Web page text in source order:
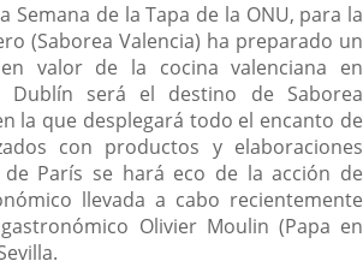
Semana de la Tapa de la ONU, para la
(Saborea Valencia) ha preparado un
valor de la cocina valenciana en
Dublín será el destino de Saborea
la que desplegará todo el encanto de
con productos y elaboraciones
de París se hará eco de la acción de
llevada a cabo recientemente
Olivier Moulin (Papa en